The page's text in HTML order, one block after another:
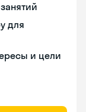
для
и цели